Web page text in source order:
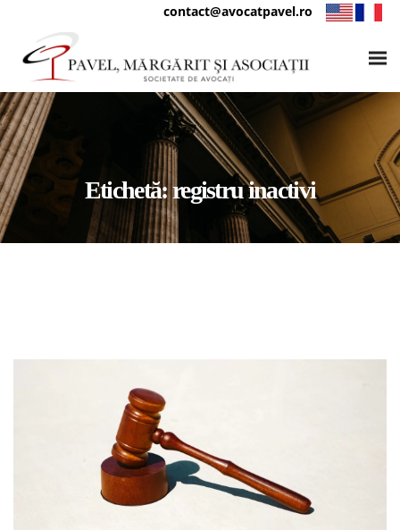
contact@avocatpavel.ro
Etichetă:registru inactivi